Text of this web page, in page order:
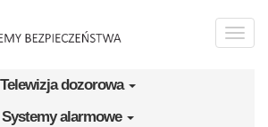
Toggle
Telewizja dozorowa
Systemy alarmowe